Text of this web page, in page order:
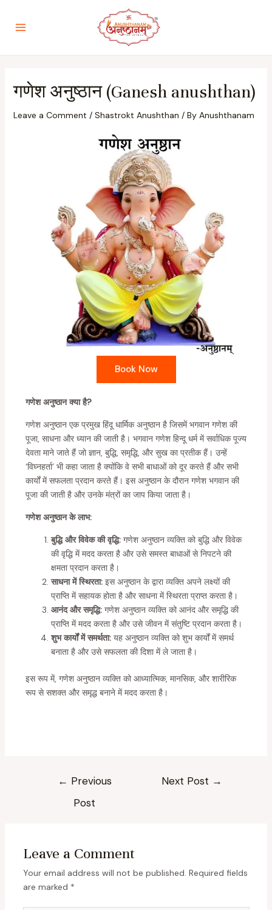
गणेश अनुष्ठान (Ganesh anushthan)
Leave a Comment / Shastrokt Anushthan / By Anushthanam
Book Now
गणेश अनुष्ठान क्या है?
गणेश अनुष्ठान एक प्रमुख हिंदू धार्मिक अनुष्ठान है जिसमें भगवान गणेश की
पूजा, साधना और ध्यान की जाती है। भगवान गणेश हिन्दू धर्म में सर्वाधिक पूज्य
देवता माने जाते हैं जो ज्ञान, बुद्धि, समृद्धि, और सुख का प्रतीक हैं। उन्हें
‘विघ्नहर्ता’ भी कहा जाता है क्योंकि वे सभी बाधाओं को दूर करते हैं और सभी
कार्यों में सफलता प्रदान करते हैं। इस अनुष्ठान के दौरान गणेश भगवान की
पूजा की जाती है और उनके मंत्रों का जाप किया जाता है।
गणेश अनुष्ठान के लाभ:
बुद्धि और विवेक की वृद्धि:गणेश अनुष्ठान व्यक्ति को बुद्धि और विवेक
की वृद्धि में मदद करता है और उसे समस्त बाधाओं से निपटने की
क्षमता प्रदान करता है।
साधना में स्थिरता:इस अनुष्ठान के द्वारा व्यक्ति अपने लक्ष्यों की
प्राप्ति में सहायक होता है और साधना में स्थिरता प्राप्त करता है।
आनंद और समृद्धि:गणेश अनुष्ठान व्यक्ति को आनंद और समृद्धि की
प्राप्ति में मदद करता है और उसे जीवन में संतुष्टि प्रदान करता है।
शुभ कार्यों में समर्थता:यह अनुष्ठान व्यक्ति को शुभ कार्यों में समर्थ
बनाता है और उसे सफलता की दिशा में ले जाता है।
इस रूप में, गणेश अनुष्ठान व्यक्ति को आध्यात्मिक, मानसिक, और शारीरिक
रूप से सशक्त और समृद्ध बनाने में मदद करता है।
← Previous
Post
Next Post →
Leave a Comment
Your email address will not be published. Required fields
are marked *